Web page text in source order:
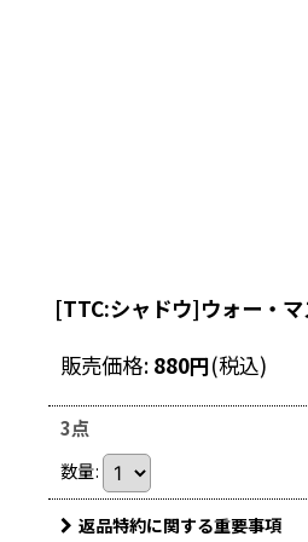
[TTC:シャドウ]ウォー・
販売価格: 880円(税込)
3点
数量:
返品特約に関する重要事項